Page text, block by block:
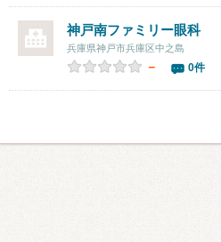
神戸南ファミリー眼科
兵庫県神戸市兵庫区中之島
－ 0件